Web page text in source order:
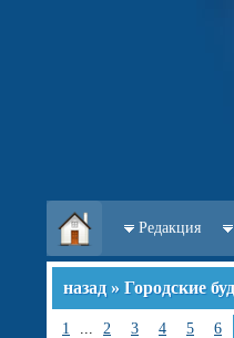
Редакция
назад » Городские
1 ... 2 3 4 5 6